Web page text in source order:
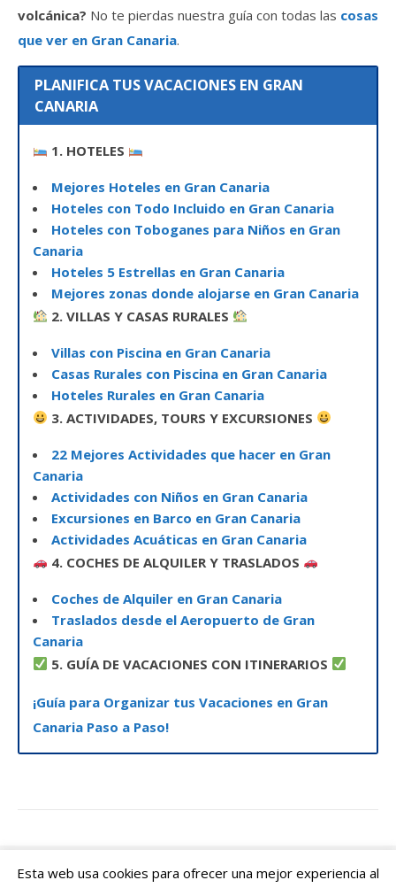
volcánica? No te pierdas nuestra guía con todas las cosas
que ver en Gran Canaria.
PLANIFICA TUS VACACIONES EN GRAN
CANARIA
1. HOTELES
Mejores Hoteles en Gran Canaria
Hoteles con Todo Incluido en Gran Canaria
Hoteles con Toboganes para Niños en Gran
Canaria
Hoteles 5 Estrellas en Gran Canaria
Mejores zonas donde alojarse en Gran Canaria
2. VILLAS Y CASAS RURALES
Villas con Piscina en Gran Canaria
Casas Rurales con Piscina en Gran Canaria
Hoteles Rurales en Gran Canaria
3. ACTIVIDADES, TOURS Y EXCURSIONES
22 Mejores Actividades que hacer en Gran
Canaria
Actividades con Niños en Gran Canaria
Excursiones en Barco en Gran Canaria
Actividades Acuáticas en Gran Canaria
4. COCHES DE ALQUILER Y TRASLADOS
Coches de Alquiler en Gran Canaria
Traslados desde el Aeropuerto de Gran
Canaria
5. GUÍA DE VACACIONES CON ITINERARIOS
¡Guía para Organizar tus Vacaciones en Gran
Canaria Paso a Paso!
© 2026 Canarias Islas Afortunadas
Esta web usa cookies para ofrecer una mejor experiencia al